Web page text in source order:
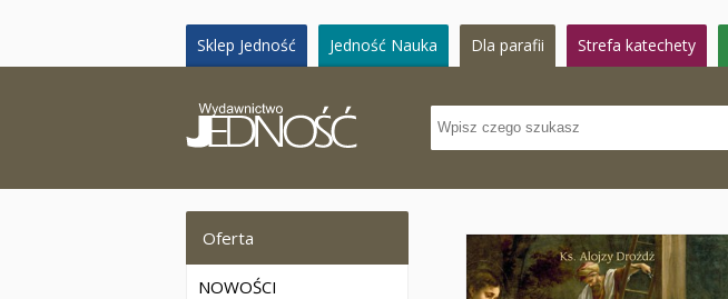
Sklep Jedność Jedność Nauka Dla parafii Strefa katechety
Oferta
NOWOŚCI